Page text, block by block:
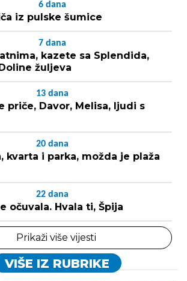
6 dana
iz pulske šumice
7 dana
kazete sa Splendida,
žuljeva
13 dana
priče, Davor, Melisa, ljudi s
20 dana
kvarta i parka, možda je plaža
22 dana
očuvala. Hvala ti, Špija
Prikaži više vijesti
VIŠE IZ RUBRIKE